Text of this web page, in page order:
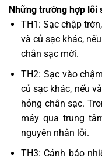
Những trường hợp lỗi
TH1: Sạc chập
và củ sạc khác,
chân sạc mới.
TH2: Sạc vào
củ sạc khác, nếu
hỏng chân sạc.
máy qua trung
nguyên nhân lỗi.
TH3: Cảnh báo